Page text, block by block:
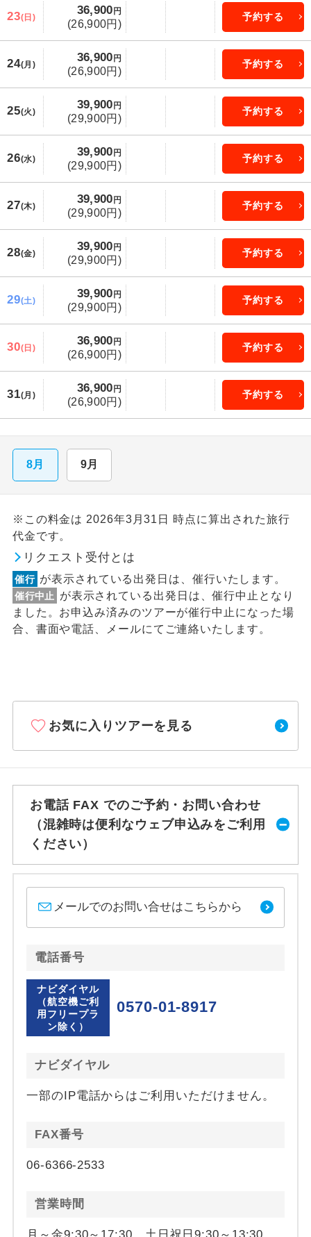
23(日)
36,900 円
(26,900円)
予約する
24(月)
36,900 円
(26,900円)
予約する
25(火)
39,900 円
(29,900円)
予約する
26(水)
39,900 円
(29,900円)
予約する
27(木)
39,900 円
(29,900円)
予約する
28(金)
39,900 円
(29,900円)
予約する
29(土)
39,900 円
(29,900円)
予約する
30(日)
36,900 円
(26,900円)
予約する
31(月)
36,900 円
(26,900円)
予約する
8月 9月
※この料金は 2026年3月31日 時点に算出された旅行
代金です。
リクエスト受付とは
催行 が表示されている出発日は、催行いたします。
催行中止
が表示されている出発日は、催行中止となり
ました。お申込み済みのツアーが催行中止になった場
合、書面や電話、メールにてご連絡いたします。
お気に入りツアーを見る
お電話 FAX でのご予約・お問い合わせ
（混雑時は便利なウェブ申込みをご利用
ください）
メールでのお問い合せはこちらから
電話番号
ナビダイヤル
（航空機ご利
用フリープラ
ン除く）
0570-01-8917
ナビダイヤル
一部のIP電話からはご利用いただけません。
FAX番号
06-6366-2533
営業時間